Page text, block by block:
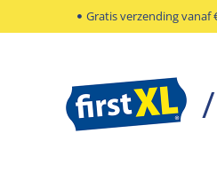
naar
Gratis verzending vanaf